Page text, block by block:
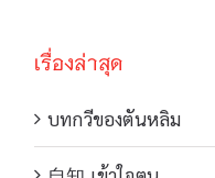
เรื่องล่าสุด
บทกวีของตันหลิม